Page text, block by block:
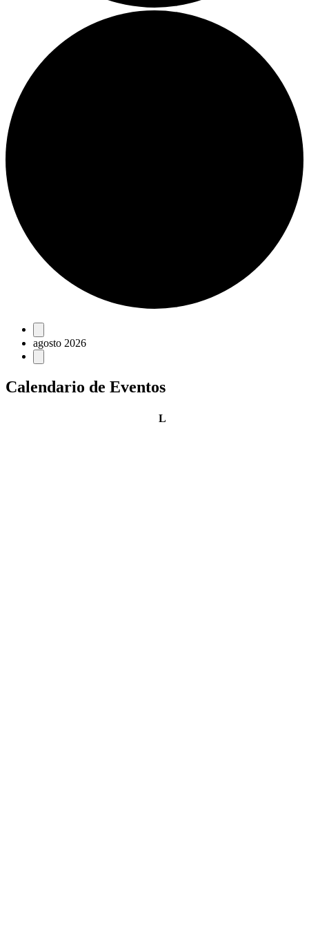
Eventos
agosto 2026
Calendario de Eventos
Llunes